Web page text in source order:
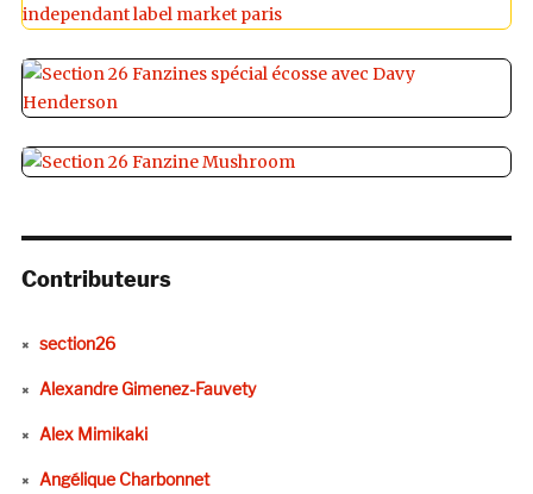
Contributeurs
section26
Alexandre Gimenez-Fauvety
Alex Mimikaki
Angélique Charbonnet